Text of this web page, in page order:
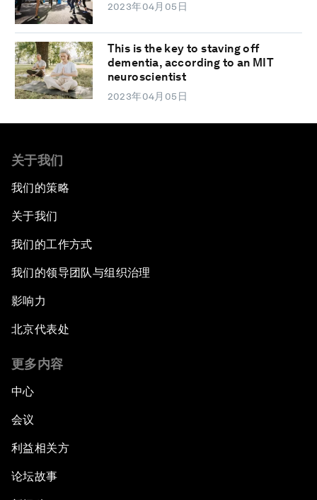
2023年04月05日
This is the key to staving off
dementia, according to an MIT
neuroscientist
2023年04月05日
关于我们
我们的策略
关于我们
我们的工作方式
我们的领导团队与组织治理
影响力
北京代表处
更多内容
中心
会议
利益相关方
论坛故事